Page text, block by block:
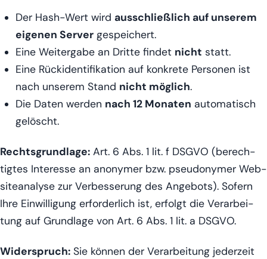
Der Hash-Wert wird aus­schließ­lich auf unse­rem
eige­nen Ser­ver gespeichert.
Eine Wei­ter­ga­be an Drit­te fin­det nicht statt.
Eine Rück­iden­ti­fi­ka­ti­on auf kon­kre­te Per­so­nen ist
nach unse­rem Stand nicht mög­lich.
Die Daten wer­den nach 12 Mona­ten auto­ma­tisch
gelöscht.
Rechts­grund­la­ge: Art. 6 Abs. 1 lit. f DSGVO (berech­
tig­tes Inter­es­se an anony­mer bzw. pseud­ony­mer Web­
site­an­a­ly­se zur Ver­bes­se­rung des Ange­bots). Sofern
Ihre Ein­wil­li­gung erfor­der­lich ist, erfolgt die Ver­ar­bei­
tung auf Grund­la­ge von Art. 6 Abs. 1 lit. a DSGVO.
Wider­spruch: Sie kön­nen der Ver­ar­bei­tung jeder­zeit